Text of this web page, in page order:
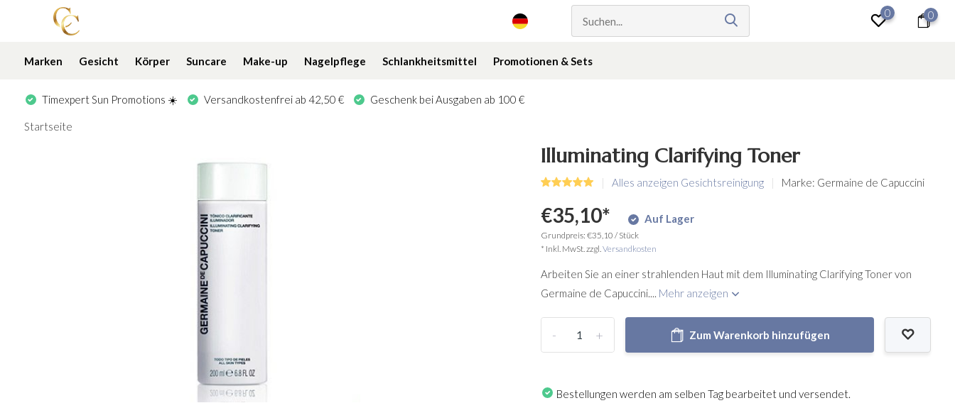
0 0
Marken Gesicht Körper Suncare Make-up Nagelpflege Schlankheitsmittel Promotionen & Sets
Timexpert Sun Promotions ☀️ Versandkostenfrei ab 42,50 € Geschenk bei Ausgaben ab 100 €
Startseite
Illuminating Clarifying Toner
Alles anzeigen Gesichtsreinigung Marke: Germaine de Capuccini
€35,10* Auf Lager
Grundpreis:€35,10 / Stück
* Inkl. MwSt. zzgl.Versandkosten
Arbeiten Sie an einer strahlenden Haut mit dem Illuminating Clarifying Toner von
Germaine de Capuccini.... Mehr anzeigen
+
- Zum Warenkorb hinzufügen
Bestellungen werden am selben Tag bearbeitet und versendet.